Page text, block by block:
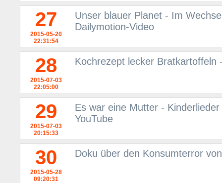
27
2015-05-20
22:31:54
Unser blauer Planet - Im
Dailymotion-Video
28
2015-07-03
22:05:00
Kochrezept lecker Bratkartoffeln
29
2015-07-03
20:15:33
Es war eine Mutter -
YouTube
30
2015-05-28
09:20:31
Doku über den Konsumterror